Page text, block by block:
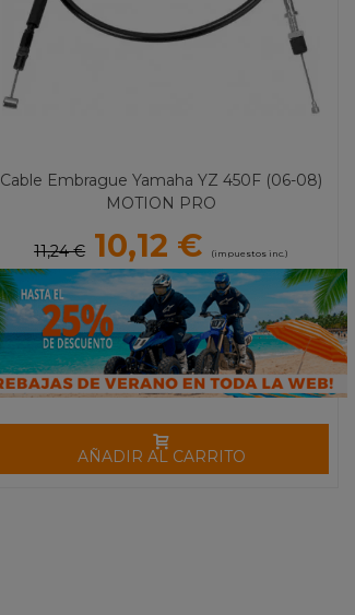
Cable Embrague Yamaha YZ 450F (06-08)
MOTION PRO
11,24 € 10,12 € (impuestos inc.)
AÑADIR AL CARRITO